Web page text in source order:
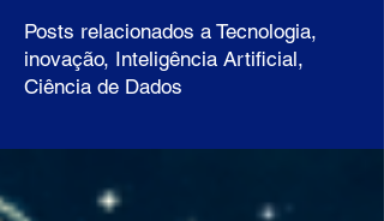
Posts relacionados a Tecnologia,
inovação, Inteligência Artificial,
Ciência de Dados